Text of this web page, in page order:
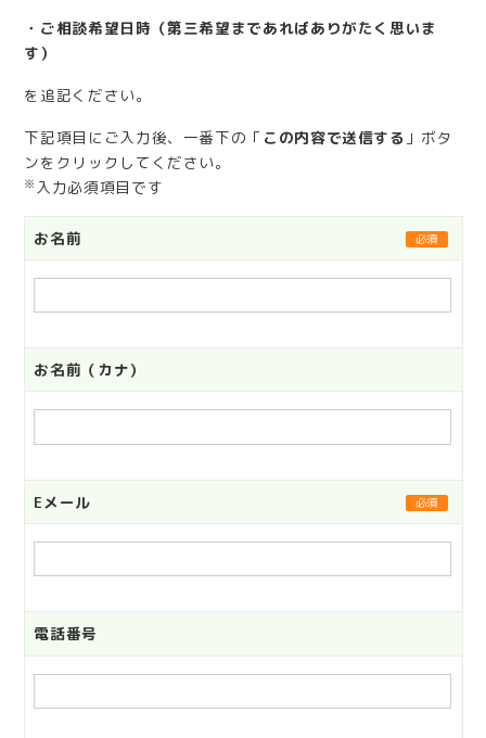
・ご相談希望日時（第三希望まであればありがたく思いま
す）
を追記ください。
下記項目にご入力後、一番下の「 この内容で送信する 」ボタ
ンをクリックしてください。
※ 入力必須項目です
お名前 必須
お名前（カナ）
Eメール 必須
電話番号